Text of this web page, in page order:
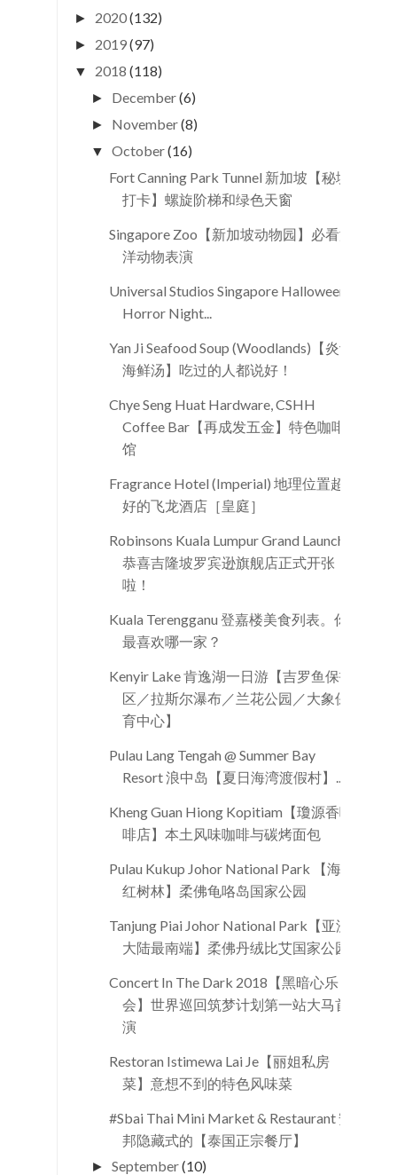
► 2020(132)
► 2019(97)
▼ 2018 (118)
► December(6)
► November(8)
▼October(16)
Fort Canning Park Tunnel 新加坡【秘境
打卡】螺旋阶梯和绿色天窗
Singapore Zoo【新加坡动物园】必看海
洋动物表演
Universal Studios Singapore Halloween
Horror Night...
Yan Ji Seafood Soup (Woodlands)【炎记
海鲜汤】吃过的人都说好！
Chye Seng Huat Hardware, CSHH
Coffee Bar【再成发五金】特色咖啡
馆
Fragrance Hotel (Imperial) 地理位置超
好的飞龙酒店［皇庭］
Robinsons Kuala Lumpur Grand Launch
恭喜吉隆坡罗宾逊旗舰店正式开张
啦！
Kuala Terengganu 登嘉楼美食列表。你
最喜欢哪一家？
Kenyir Lake 肯逸湖一日游【吉罗鱼保护
区／拉斯尔瀑布／兰花公园／大象保
育中心】
Pulau Lang Tengah @ Summer Bay
Resort 浪中岛【夏日海湾渡假村】...
Kheng Guan Hiong Kopitiam【瓊源香咖
啡店】本土风味咖啡与碳烤面包
Pulau Kukup Johor National Park 【海上
红树林】柔佛龟咯岛国家公园
Tanjung Piai Johor National Park【亚洲
大陆最南端】柔佛丹绒比艾国家公园
Concert In The Dark 2018【黑暗心乐
会】世界巡回筑梦计划第一站大马首
演
Restoran Istimewa Lai Je【丽姐私房
菜】意想不到的特色风味菜
#Sbai Thai Mini Market & Restaurant 安
邦隐藏式的【泰国正宗餐厅】
►September(10)